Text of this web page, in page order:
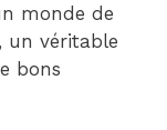
monde de
un véritable
bons